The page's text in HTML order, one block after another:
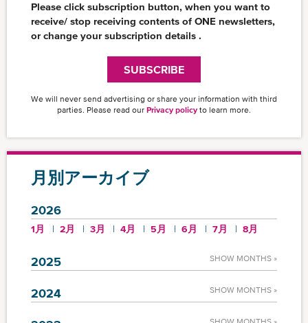
Please click subscription button, when you want to
receive/ stop receiving contents of ONE newsletters,
or change your subscription details .
SUBSCRIBE
We will never send advertising or share your information with third
parties. Please read our Privacy policy to learn more.
月別アーカイブ
2026
1月 2月 3月 4月 5月 6月 7月 8月
2025 SHOW MONTHS »
2024 SHOW MONTHS »